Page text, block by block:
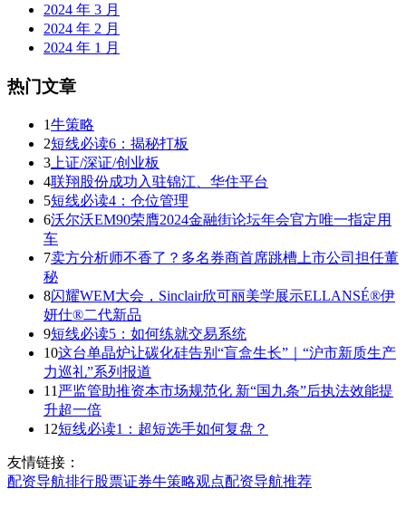
2024 年 3 月
2024 年 2 月
2024 年 1 月
热门文章
1牛策略
2短线必读6：揭秘打板
3 上证/深证/创业板
4联翔股份成功入驻锦江、华住平台
5短线必读4：仓位管理
6沃尔沃EM90荣膺2024金融街论坛年会官方唯一指定用
车
7卖方分析师不香了？多名券商首席跳槽上市公司担任董
秘
8闪耀WEM大会，Sinclair欣可丽美学展示ELLANSÉ®伊
妍仕®二代新品
9短线必读5：如何练就交易系统
10这台单晶炉让碳化硅告别“盲盒生长”｜“沪市新质生产
力巡礼”系列报道
11 严监管助推资本市场规范化 新“国九条”后执法效能提
升超一倍
12短线必读1：超短选手如何复盘？
友情链接：
配资导航排行股票证券牛策略观点配资导航推荐